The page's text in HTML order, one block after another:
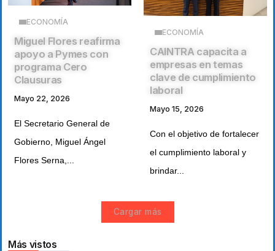
ECONOMÍA
Miguel Flores reafirma
apoyo a Pymes con
programa Cero
Clausuras
Mayo 22, 2026
El Secretario General de
Gobierno, Miguel Ángel
Flores Serna,...
ECONOMÍA
CAINTRA capacita a
empresas en temas
clave de cumplimiento
laboral
Mayo 15, 2026
Con el objetivo de fortalecer
el cumplimiento laboral y
brindar...
Cargar más
Más vistos